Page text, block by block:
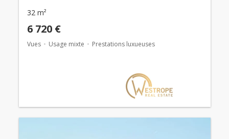
32 m²
6 720 €
Vues Usage mixte Prestations luxueuses